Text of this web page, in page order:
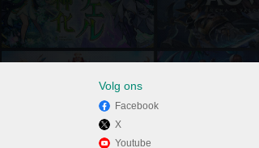
Volg ons
Facebook
X
Youtube